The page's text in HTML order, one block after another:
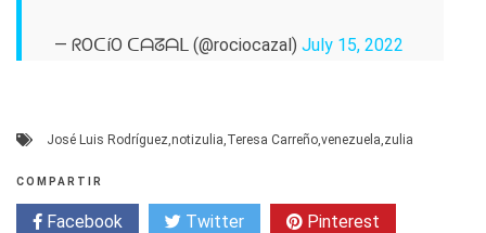
— ᖇOᑕíO ᑕᗩᘔᗩᒪ (@rociocazal) July 15, 2022
José Luis Rodríguez,notizulia,Teresa Carreño,venezuela,zulia
COMPARTIR
Facebook Twitter Pinterest